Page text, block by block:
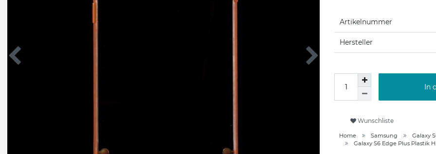
Artikelnummer
Hersteller
In
Wunschliste
Home Samsung
Galaxy
Galaxy S6 Edge Plus Plastik